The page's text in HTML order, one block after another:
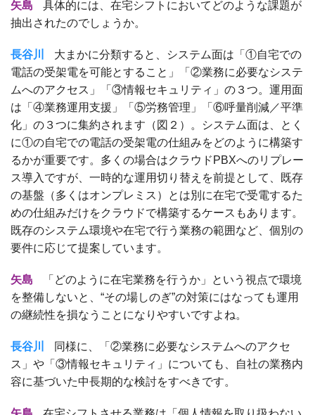
矢島
具体的には、在宅シフトにおいてどのような課題が
抽出されたのでしょうか。
長谷川
大まかに分類すると、システム面は「①自宅での
電話の受架電を可能とすること」「②業務に必要なシステ
ムへのアクセス」「③情報セキュリティ」の３つ。運用面
は「④業務運用支援」「⑤労務管理」「⑥呼量削減／平準
化」の３つに集約されます（図２）。システム面は、とく
に①の自宅での電話の受架電の仕組みをどのように構築す
るかが重要です。多くの場合はクラウドPBXへのリプレー
ス導入ですが、一時的な運用切り替えを前提として、既存
の基盤（多くはオンプレミス）とは別に在宅で受電するた
めの仕組みだけをクラウドで構築するケースもあります。
既存のシステム環境や在宅で行う業務の範囲など、個別の
要件に応じて提案しています。
矢島
「どのように在宅業務を行うか」という視点で環境
を整備しないと、“その場しのぎ”の対策にはなっても運用
の継続性を損なうことになりやすいですよね。
長谷川
同様に、「②業務に必要なシステムへのアクセ
ス」や「③情報セキュリティ」についても、自社の業務内
容に基づいた中長期的な検討をすべきです。